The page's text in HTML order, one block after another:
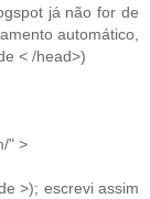
já não for de
automático,
< /head>)
" >
>); escrevi assim